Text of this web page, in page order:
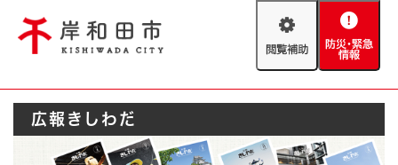
閲
助
防
緊
情
報
Foreign language
やさしい日本語
防災・緊急情報
広報きしわだ